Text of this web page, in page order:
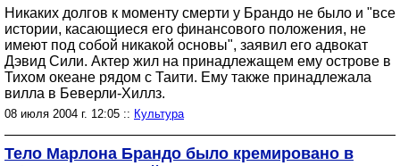
Никаких долгов к моменту смерти у Брандо не было и "все
истории, касающиеся его финансового положения, не
имеют под собой никакой основы", заявил его адвокат
Дэвид Сили. Актер жил на принадлежащем ему острове в
Тихом океане рядом с Таити. Ему также принадлежала
вилла в Беверли-Хиллз.
08 июля 2004 г. 12:05 :: Культура
Тело Марлона Брандо было кремировано в